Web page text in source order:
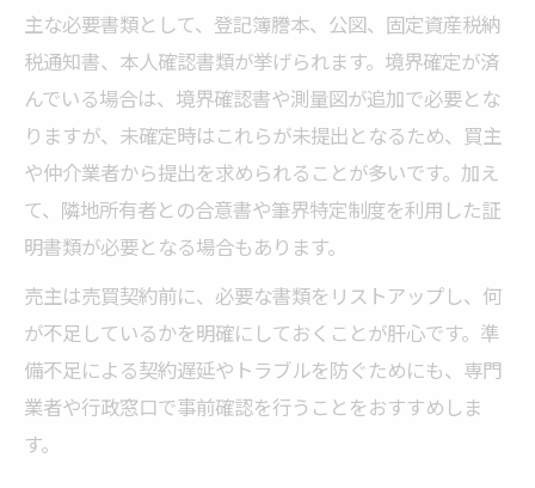
主な必要書類として、登記簿謄本、公図、固定資産税納
税通知書、本人確認書類が挙げられます。境界確定が済
んでいる場合は、境界確認書や測量図が追加で必要とな
りますが、未確定時はこれらが未提出となるため、買主
や仲介業者から提出を求められることが多いです。加え
て、隣地所有者との合意書や筆界特定制度を利用した証
明書類が必要となる場合もあります。
売主は売買契約前に、必要な書類をリストアップし、何
が不足しているかを明確にしておくことが肝心です。準
備不足による契約遅延やトラブルを防ぐためにも、専門
業者や行政窓口で事前確認を行うことをおすすめしま
す。